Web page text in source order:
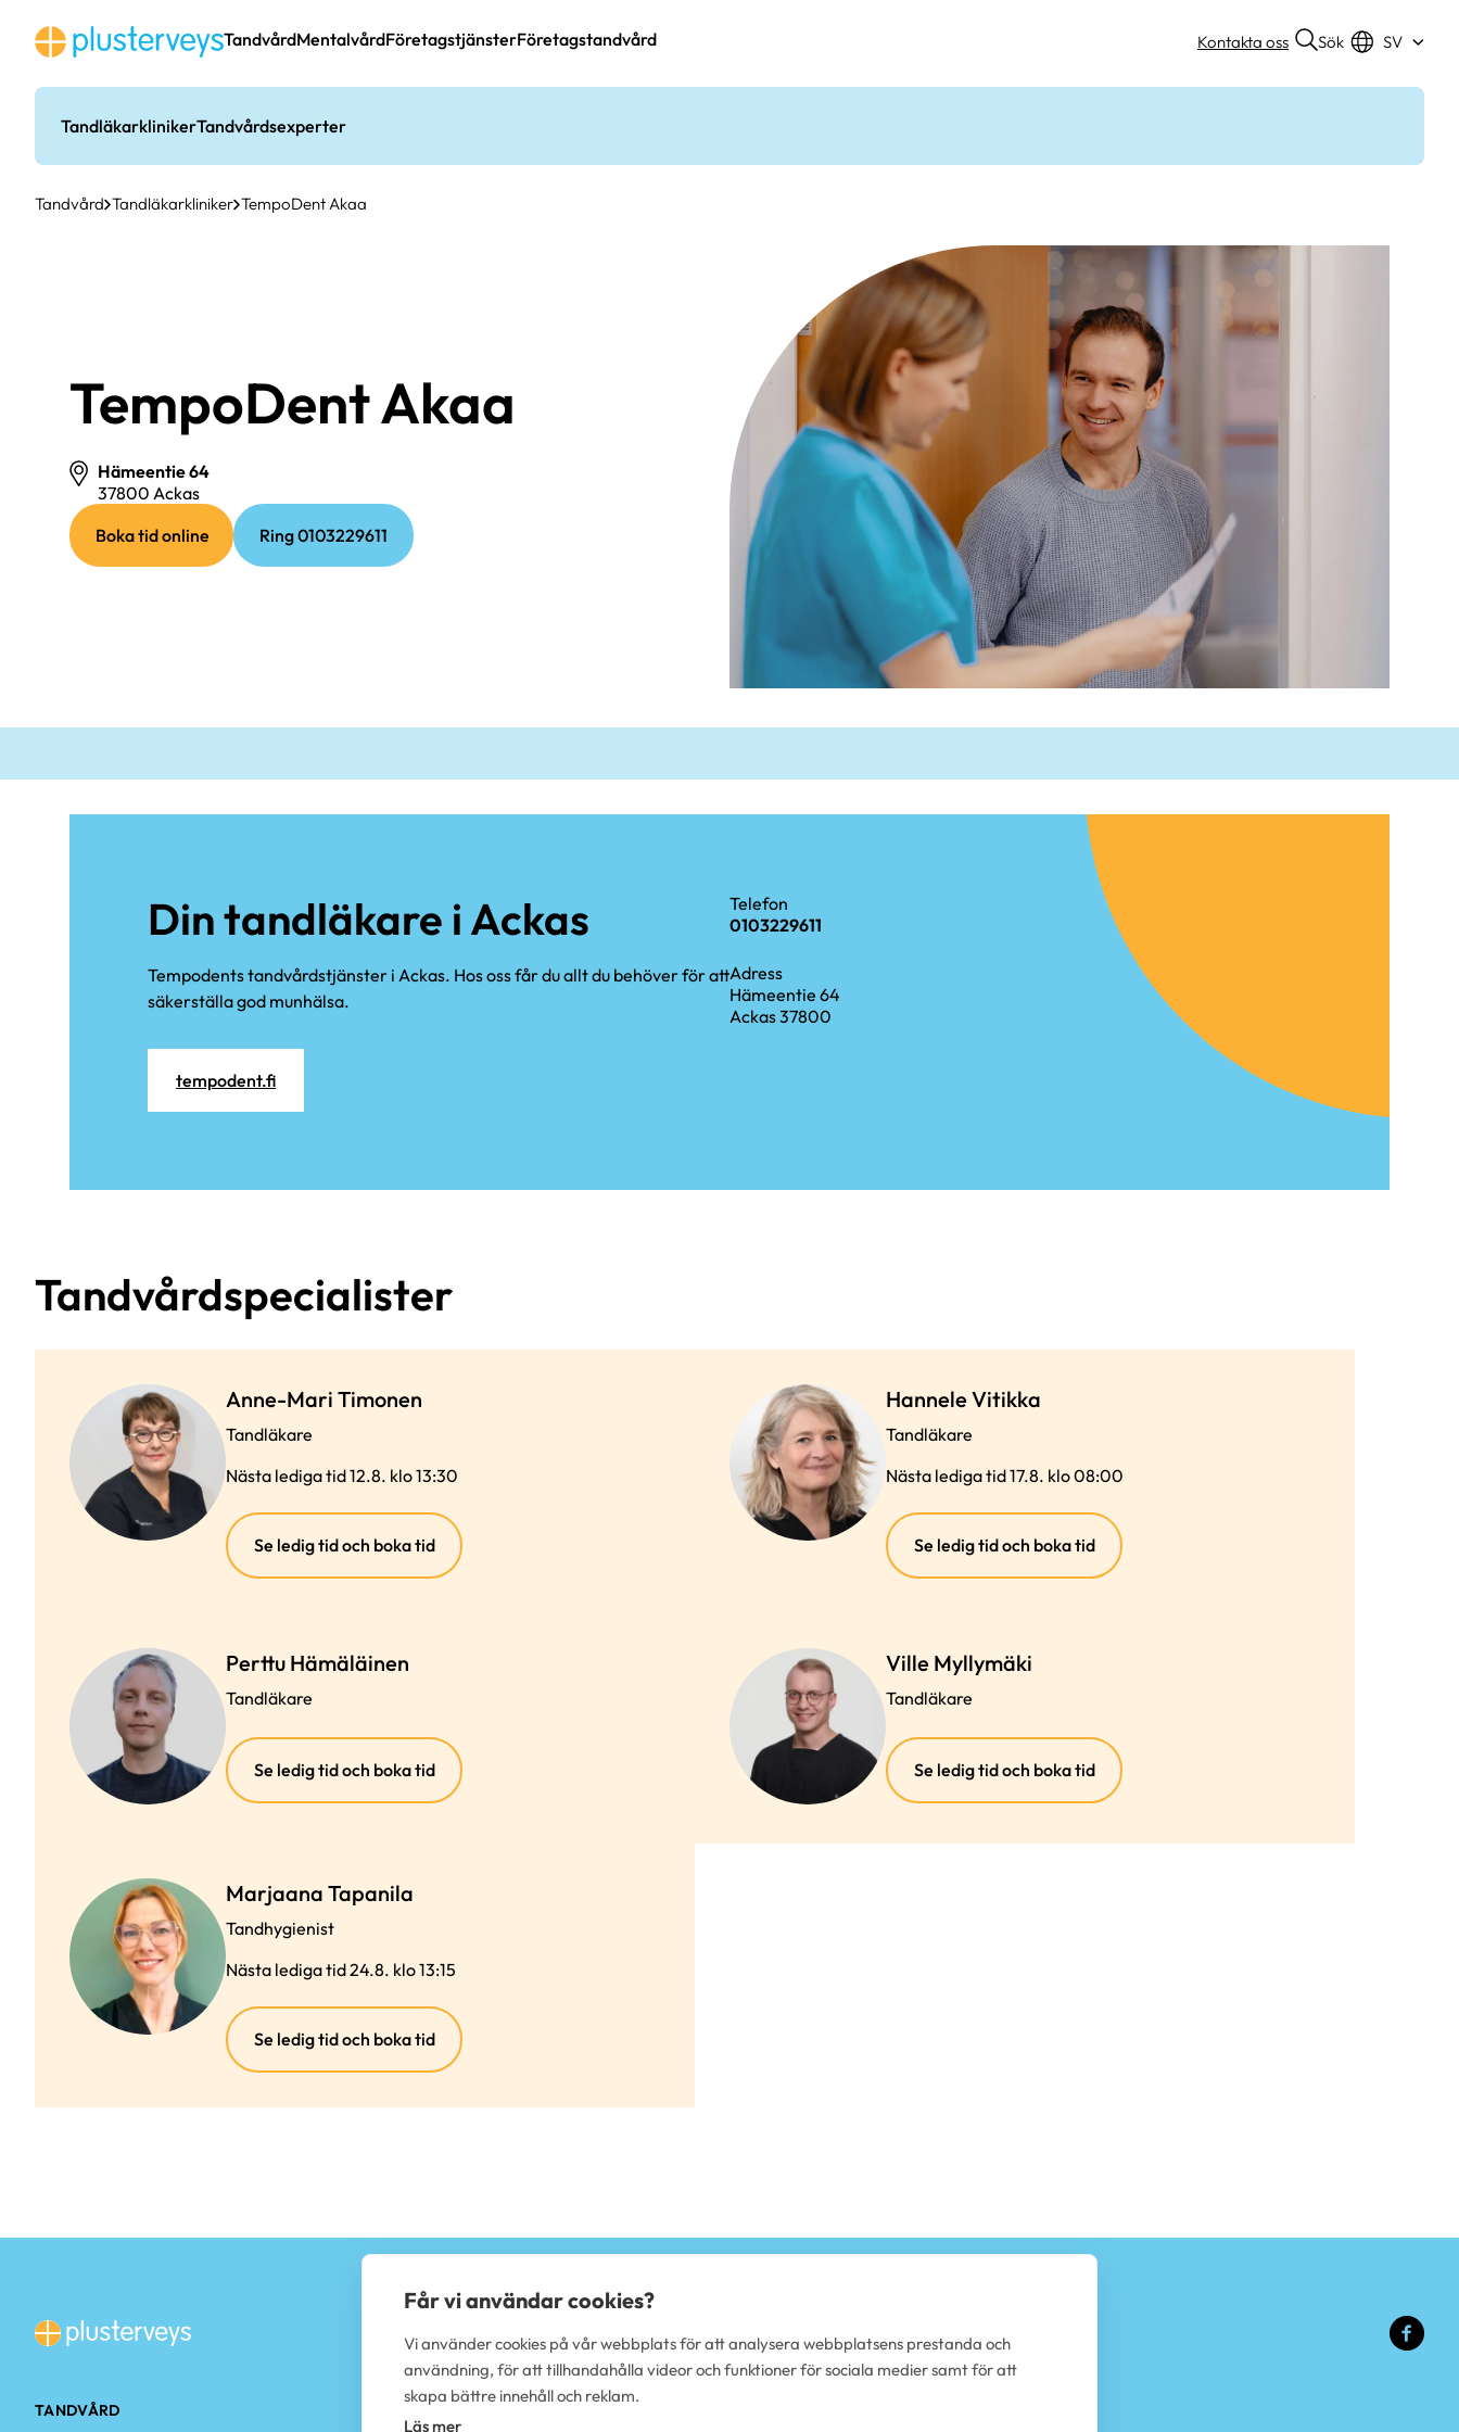
innehåll
Tandvård
TandläkarklinikerTandvårdsexperter
MentalvårdFöretagstjänsterFöretagstandvård Kontakta oss Sök SV
Tandvård Tandläkarkliniker TempoDent Akaa
TempoDent Akaa
Hämeentie 64
37800 Ackas
länk)
Boka tid online (extern
länk)
Ring 0103229611
Din tandläkare i Ackas
Tempodents tandvårdstjänster i Ackas. Hos oss får du allt du behöver för att
säkerställa god munhälsa.
tempodent.fi
Telefon
0103229611
Adress
Hämeentie 64
Ackas 37800
Tandvårdspecialister
Anne-Mari Timonen
Tandläkare
Nästa lediga tid 12.8. klo 13:30
Se ledig tid och boka tid(extern
länk)
Hannele Vitikka
Tandläkare
Nästa lediga tid 17.8. klo 08:00
Se ledig tid och boka tid(extern
länk)
Perttu Hämäläinen
Tandläkare
Se ledig tid och boka tid(extern
länk)
Ville Myllymäki
Tandläkare
Se ledig tid och boka tid(extern
länk)
Marjaana Tapanila
Tandhygienist
Nästa lediga tid 24.8. klo 13:15
Se ledig tid och boka tid(extern
länk)
TANDVÅRD PLUSTERVEYS OY
Får vi användar cookies?
Vi använder cookies på vår webbplats för att analysera webbplatsens prestanda och
användning, för att tillhandahålla videor och funktioner för sociala medier samt för att
skapa bättre innehåll och reklam.
Läs mer